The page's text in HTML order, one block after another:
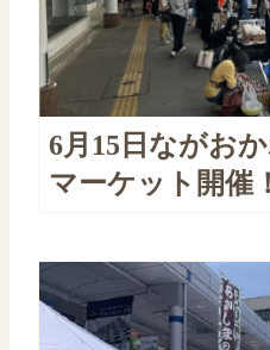
6月15日ながお
マーケット開催！